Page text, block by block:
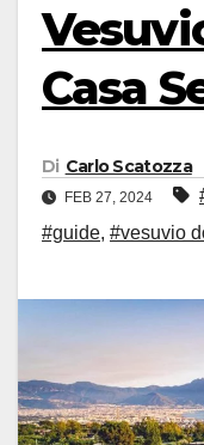
Casa
Di Carlo Scatozza
FEB 27, 2024
#guide, #vesuvio